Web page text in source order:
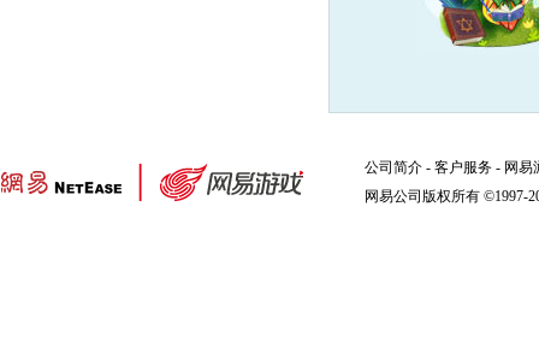
公司简介 - 客户服务 - 网易
网易公司版权所有 ©1997-